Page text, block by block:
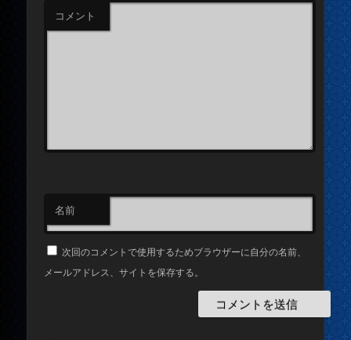
コメント
名前
次回のコメントで使用するためブラウザーに自分の名前、
メールアドレス、サイトを保存する。